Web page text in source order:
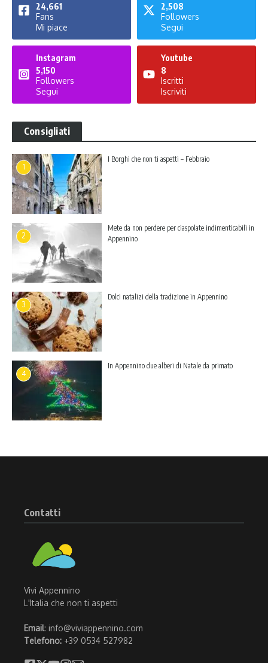
24,661
Fans
Mi piace
2,508
Followers
Segui
Instagram
5,150
Followers
Segui
Youtube
8
Iscritti
Iscriviti
Consigliati
1
I Borghi che non ti aspetti – Febbraio
2
Mete da non perdere per ciaspolate indimenticabili in
Appennino
3
Dolci natalizi della tradizione in Appennino
4
In Appennino due alberi di Natale da primato
Contatti
Vivi Appennino
L'Italia che non ti aspetti
Email: info@viviappennino.com
Telefono: +39 0534 527982